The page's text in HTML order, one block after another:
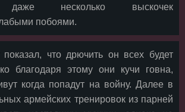
даже несколько выскочек
побоями.
что дрючить он всех будет
благодаря этому они кучи говна,
когда попадут на войну. Далее в
армейских тренировок из парней